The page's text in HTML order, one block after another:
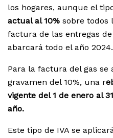
los hogares, aunque el
actual al 10% sobre todos
factura de las entregas
abarcará todo el año 2024.
Para la factura del gas se
gravamen del 10%, una r
vigente del 1 de enero al
año.
Este tipo de IVA se